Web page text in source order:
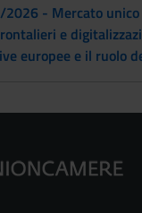
- Mercato unico
e
europee e il ruolo